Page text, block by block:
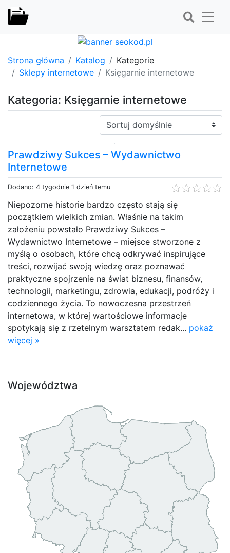
Strona główna Katalog
Kategorie
Sklepy internetowe
Księgarnie internetowe
Kategoria: Księgarnie internetowe
Sortuj:
Prawdziwy Sukces – Wydawnictwo
Internetowe
Dodano: 4 tygodnie 1 dzień temu
Niepozorne historie bardzo często stają się
początkiem wielkich zmian. Właśnie na takim
założeniu powstało Prawdziwy Sukces –
Wydawnictwo Internetowe – miejsce stworzone z
myślą o osobach, które chcą odkrywać inspirujące
treści, rozwijać swoją wiedzę oraz poznawać
praktyczne spojrzenie na świat biznesu, finansów,
technologii, marketingu, zdrowia, edukacji, podróży i
codziennego życia. To nowoczesna przestrzeń
internetowa, w której wartościowe informacje
spotykają się z rzetelnym warsztatem redak... pokaż
więcej »
Województwa